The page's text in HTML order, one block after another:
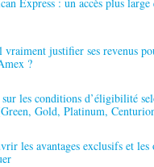
vraiment justifier ses revenus
?
les conditions d’éligibilité
Gold, Platinum,
les avantages exclusifs et les